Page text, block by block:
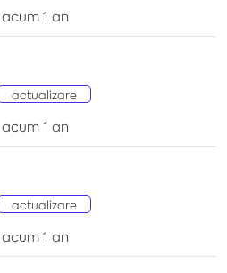
acum 1 an
actualizare
acum 1 an
actualizare
acum 1 an